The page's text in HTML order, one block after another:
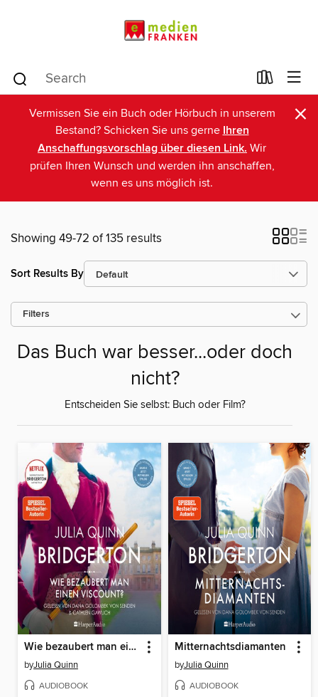
Vermissen Sie ein Buch oder Hörbuch in unserem
Bestand? Schicken Sie uns gerne Ihren
Anschaffungsvorschlag über diesen Link. Wir
prüfen Ihren Wunsch und werden ihn anschaffen,
wenn es uns möglich ist.
×
Showing 49-72 of 135 results
Sort Results By
Filters
Das Buch war besser...oder doch
nicht?
Entscheiden Sie selbst: Buch oder Film?
Wie bezaubert man einen Viscount?
byJulia Quinn
AUDIOBOOK
Mitternachtsdiamanten
byJulia Quinn
AUDIOBOOK